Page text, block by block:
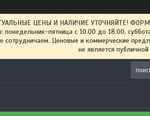
ЦЕНЫ И НАЛИЧИЕ УТОЧНЯЙТЕ!
понедельник-пятница с 10.00 до 18.00,
Ценовые и коммерческие
не является